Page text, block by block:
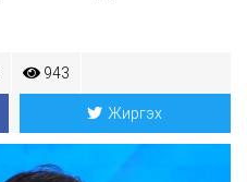
943
Жиргэх